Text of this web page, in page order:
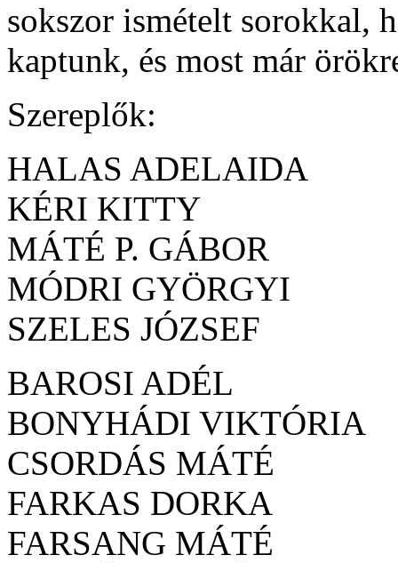
sokszor ismételt sorokkal,
kaptunk, és most már
Szereplők:
HALAS ADELAIDA
KÉRI KITTY
MÁTÉ P. GÁBOR
MÓDRI GYÖRGYI
SZELES JÓZSEF
BAROSI ADÉL
BONYHÁDI VIKTÓRIA
CSORDÁS MÁTÉ
FARKAS DORKA
FARSANG MÁTÉ